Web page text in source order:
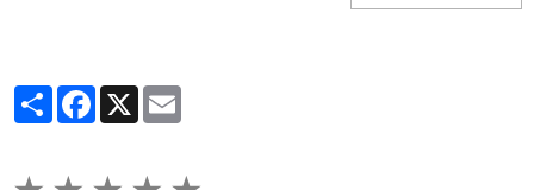
PartagerFacebook
X